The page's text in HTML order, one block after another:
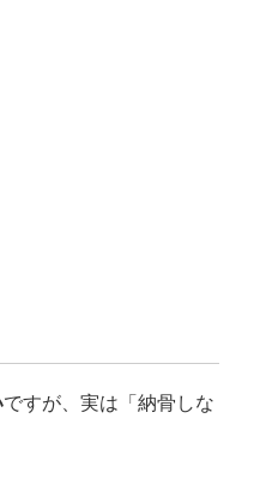
ですが、実は「納骨しな